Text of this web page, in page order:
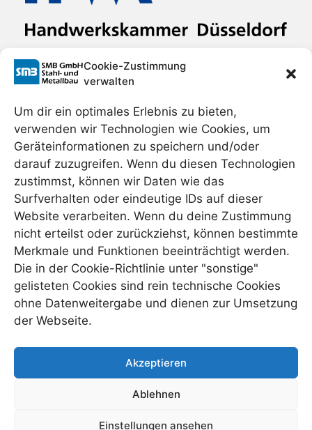
Cookie-Zustimmung
verwalten
Um dir ein optimales Erlebnis zu bieten,
verwenden wir Technologien wie Cookies, um
Geräteinformationen zu speichern und/oder
darauf zuzugreifen. Wenn du diesen Technologien
zustimmst, können wir Daten wie das
Surfverhalten oder eindeutige IDs auf dieser
Website verarbeiten. Wenn du deine Zustimmung
nicht erteilst oder zurückziehst, können bestimmte
Merkmale und Funktionen beeinträchtigt werden.
Die in der Cookie-Richtlinie unter "sonstige"
gelisteten Cookies sind rein technische Cookies
ohne Datenweitergabe und dienen zur Umsetzung
der Webseite.
Akzeptieren
Ablehnen
Einstellungen ansehen
Folgen Sie uns auch auf
Facebookund
Instagram